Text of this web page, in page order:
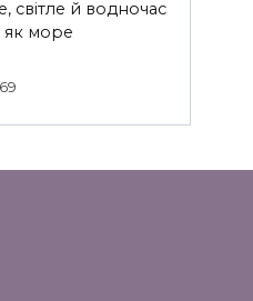
світле й водночас
як море